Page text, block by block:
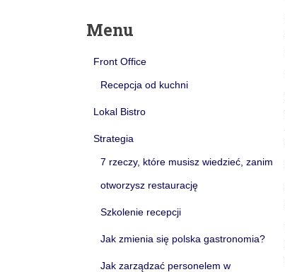
Menu
Front Office
Recepcja od kuchni
Lokal Bistro
Strategia
7 rzeczy, które musisz wiedzieć, zanim
otworzysz restaurację
Szkolenie recepcji
Jak zmienia się polska gastronomia?
Jak zarządzać personelem w